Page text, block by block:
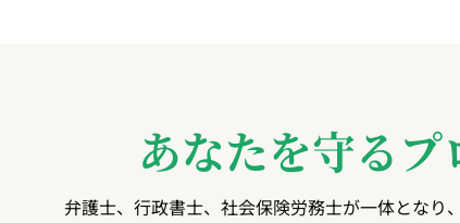
あなたを守るプ
弁護士、行政書士、社会保険労務士が一体となり